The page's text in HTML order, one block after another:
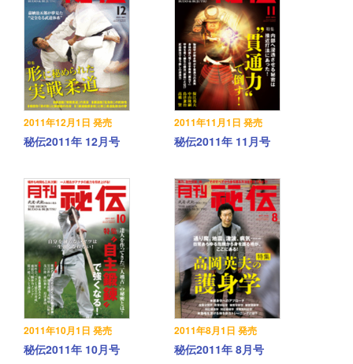
2011年12月1日 発売
秘伝2011年 12月号
2011年11月1日 発売
秘伝2011年 11月号
2011年10月1日 発売
秘伝2011年 10月号
2011年8月1日 発売
秘伝2011年 8月号